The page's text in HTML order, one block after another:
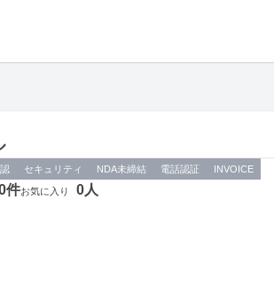
セキュリティ NDA未締結 電話認証 INVOICE
件お気に入り 0人